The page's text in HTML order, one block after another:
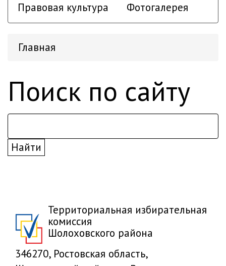
Правовая культура Фотогалерея
Главная
Поиск по сайту
Территориальная избирательная
комиссия
Шолоховского района
346270, Ростовская область,